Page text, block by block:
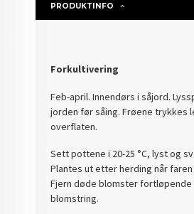
PRODUKTINFO
Forkultivering
Feb-april. Innendørs i såjord.
jorden før såing. Frøene trykkes
overflaten.
Sett pottene i 20-25 °C, lyst og
Plantes ut etter herding når
Fjern døde blomster
blomstring.